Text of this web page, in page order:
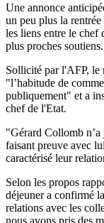
Une annonce
un peu plus la
les liens entre le chef
plus proches soutiens.
Sollicité par l'AFP, le
"l’habitude de
publiquement" et a
chef de l'Etat.
"Gérard Collomb n’a
faisant preuve avec
caractérisé leur
Selon les propos
déjeuner a confirmé
relations avec les
nous avons pris des